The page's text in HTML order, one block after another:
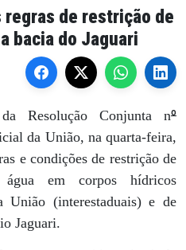
regras de restrição de
bacia do Jaguari
Resolução Conjunta nº
da União, na quarta-feira,
e condições de restrição de
em corpos hídricos
União (interestaduais) e de
Jaguari.